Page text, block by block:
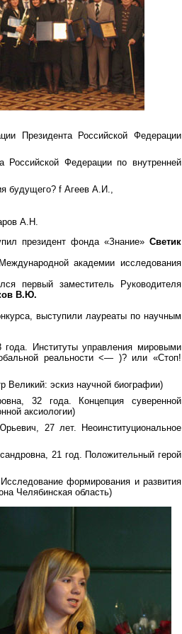
Президента Российской Федерации
Российской Федерации по внутренней
будущего? f Агеев А.И.,
А.Н.
президент фонда «Знание» Светик
академии исследования
первый заместитель Руководителя
В.Ю.
выступили лауреаты по научным
Институты управления мировыми
реальности <— )? или «Стоп!
Великий: эскиз научной биографии)
32 года. Концепция суверенной
аксиологии)
27 лет. Неоинституциональное
21 год. Положительный герой
формирования и развития
Челябинская область)